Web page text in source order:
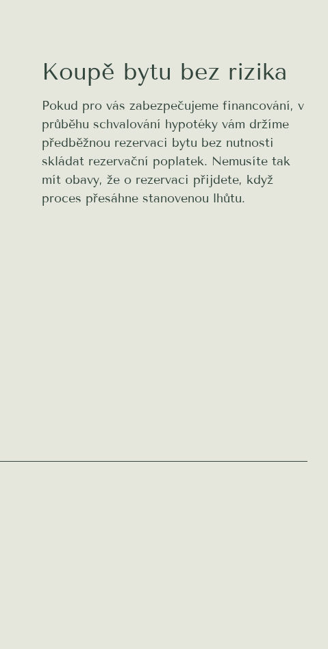
Koupě bytu bez rizika
Pokud pro vás zabezpečujeme financování, v
průběhu schvalování hypotéky vám držíme
předběžnou rezervaci bytu bez nutnosti
skládat rezervační poplatek. Nemusíte tak
mít obavy, že o rezervaci přijdete, když
proces přesáhne stanovenou lhůtu.